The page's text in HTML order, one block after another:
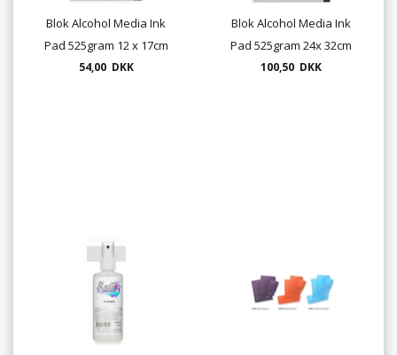
Blok Alcohol Media Ink
Pad 525gram 12 x 17cm
Yupo
54,00 DKK
Blok Alcohol Media Ink
Pad 525gram 24x 32cm
Yupo
100,50 DKK